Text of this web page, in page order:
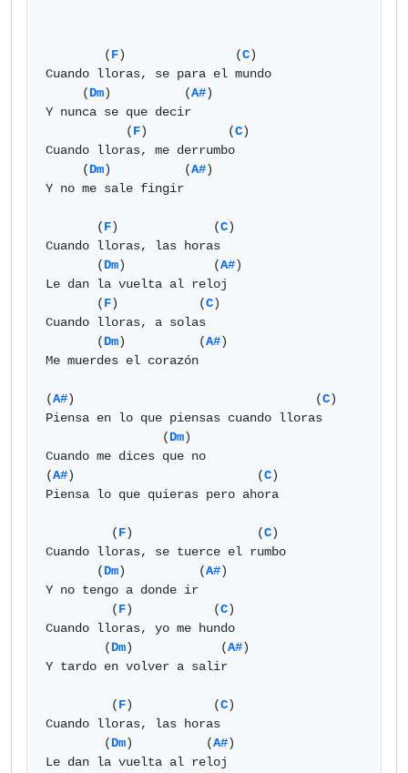
        (
F)               (C)
Cuando lloras, se para el mundo
     (
Dm)          (A#)
Y nunca se que decir
           (
F)           (C)
Cuando lloras, me derrumbo
     (
Dm)          (A#)
Y no me sale fingir
       (
F)             (C)
Cuando lloras, las horas
       (
Dm)            (A#)
Le dan la vuelta al reloj
       (
F)           (C)
Cuando lloras, a solas
       (
Dm)          (A#)
Me muerdes el corazón
(A#)                                 (C)
Piensa en lo que piensas cuando lloras
                (
Dm)
Cuando me dices que no
(A#)                         (C)
Piensa lo que quieras pero ahora
         (
F)                 (C)
Cuando lloras, se tuerce el rumbo
       (
Dm)          (A#)
Y no tengo a donde ir
         (
F)           (C)
Cuando lloras, yo me hundo
        (
Dm)            (A#)
Y tardo en volver a salir
         (
F)           (C)
Cuando lloras, las horas
        (
Dm)          (A#)
Le dan la vuelta al reloj